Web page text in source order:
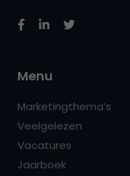
Menu
Marketingthema’s
Veelgelezen
Vacatures
Jaarboek